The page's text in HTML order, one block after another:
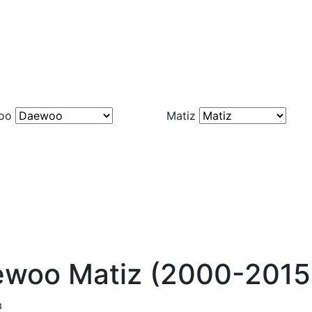
Matiz
Matiz (2000-